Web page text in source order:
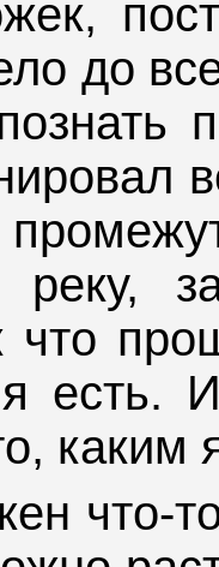
до
реку,
что
есть.
каким
что-